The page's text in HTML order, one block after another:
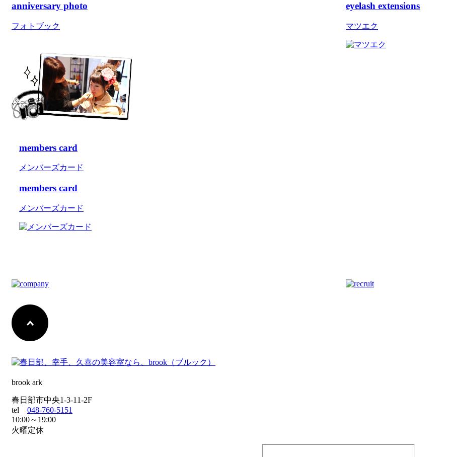
anniversary photo
フォトブック
eyelash extensions
マツエク
members card
メンバーズカード
members card
メンバーズカード
brook ark
春日部市中央1-3-11-2F
tel 048-760-5151
10:00～19:00
火曜定休